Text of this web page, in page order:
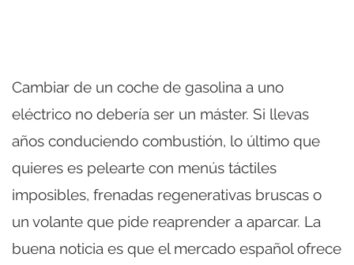
Cambiar de un coche de gasolina a uno
eléctrico no debería ser un máster. Si llevas
años conduciendo combustión, lo último que
quieres es pelearte con menús táctiles
imposibles, frenadas regenerativas bruscas o
un volante que pide reaprender a aparcar. La
buena noticia es que el mercado español ofrece